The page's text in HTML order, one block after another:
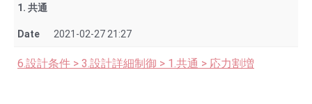
1. 共通
Date 2021-02-27 21:27
6.設計条件 > 3.設計詳細制御 > 1.共通 > 応力割増